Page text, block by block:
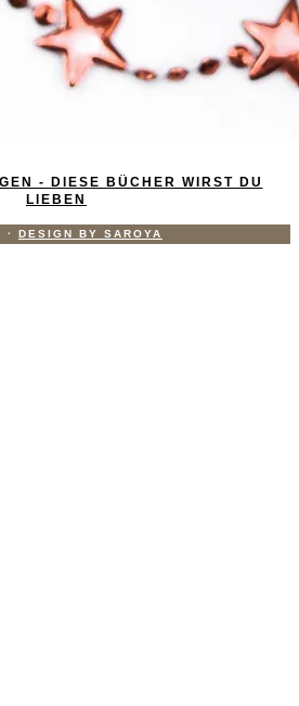
- DIESE BÜCHER WIRST DU
LIEBEN
· DESIGN BY SAROYA